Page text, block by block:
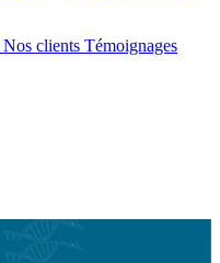
Nos clients Témoignages